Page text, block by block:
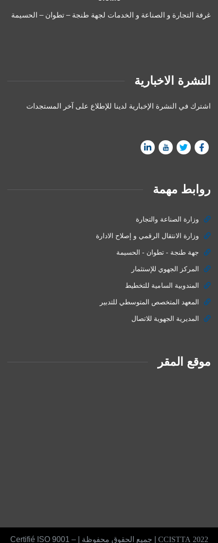
غرفة التجارة و الصناعة و الخدمات لجهة طنجة – تطوان – الحسيمة
النشرة الاخبارية
اشترك في النشرة الإخبارية لدينا للإطلاع على آخر المستجدات
روابط مهمة
وزارة الصناعة والتجارة
وزارة الانتقال الرقمي و إصلاح الادارة
جهة طنجة - تطوان - الحسيمة
المركز الجهوي للإستثمار
المندوبية السامية للتخطيط
المعهد المتخصص المتوسطي للتدبير
المديرية الجهوية للاتصال
موقع المقر
2022 CCISTTA | جميع الحقوق محفوظة | Certifié ISO 9001 –